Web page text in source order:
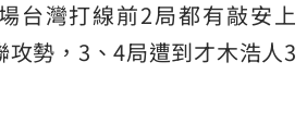
台灣打線前2局都有敲安上
攻勢，3、4局遭到才木浩人3